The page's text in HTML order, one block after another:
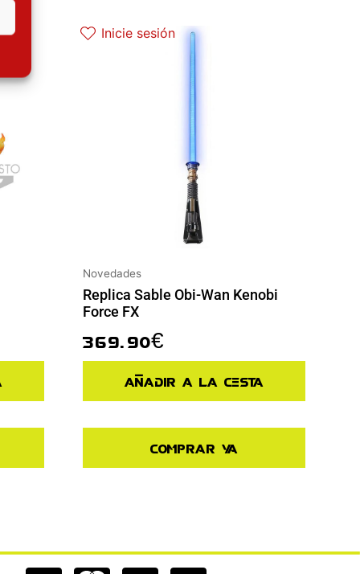
30.32€.
Inicie sesión
Novedades
Replica Sable Obi-Wan Kenobi
Force FX
369.90€
Añadir a la cesta
Comprar ya